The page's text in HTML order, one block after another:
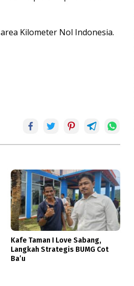
Kilometer Nol Indonesia.
Kafe Taman I Love Sabang,
Langkah Strategis BUMG Cot
Ba’u